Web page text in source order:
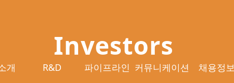
개 R&D 파이프라인 커뮤니케이션 채용정보
Investors